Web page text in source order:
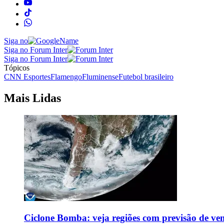
Siga no
Siga no Forum Inter
Siga no Forum Inter
Tópicos
CNN EsportesFlamengoFluminenseFutebol brasileiro
Mais Lidas
Ciclone Bomba: veja regiões com previsão de